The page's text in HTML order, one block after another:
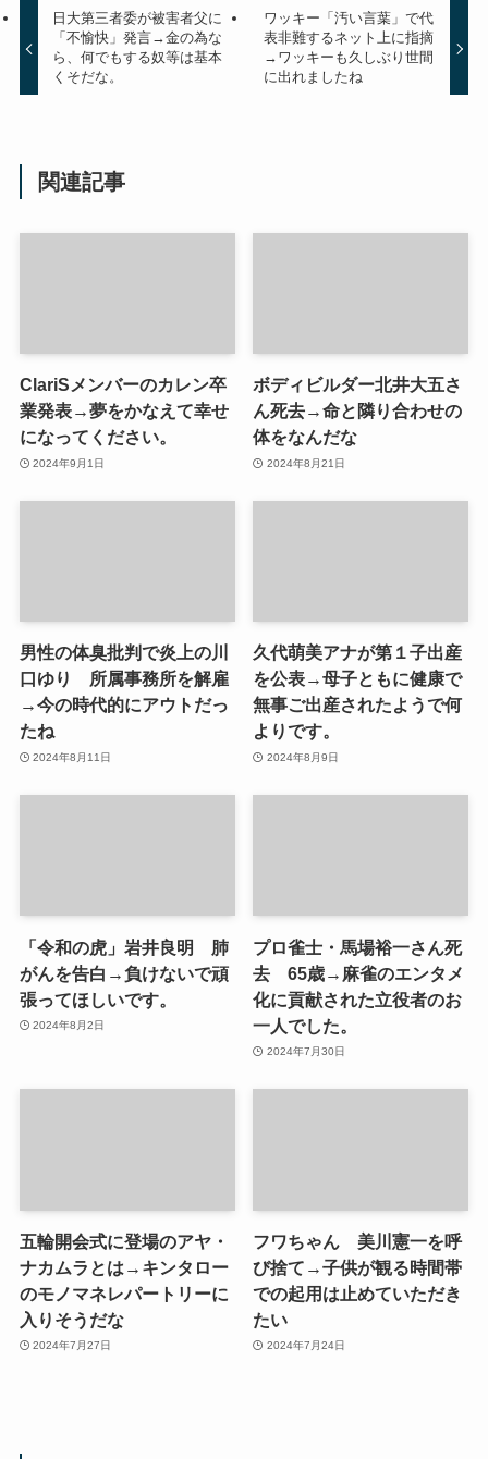
日大第三者委が被害者父に
「不愉快」発言→金の為な
ら、何でもする奴等は基本
くそだな。
ワッキー「汚い言葉」で代
表非難するネット上に指摘
→ワッキーも久しぶり世間
に出れましたね
関連記事
ClariSメンバーのカレン卒
業発表→夢をかなえて幸せ
になってください。
2024年9月1日
ボディビルダー北井大五さ
ん死去→命と隣り合わせの
体をなんだな
2024年8月21日
男性の体臭批判で炎上の川
口ゆり 所属事務所を解雇
→今の時代的にアウトだっ
たね
2024年8月11日
久代萌美アナが第１子出産
を公表→母子ともに健康で
無事ご出産されたようで何
よりです。
2024年8月9日
「令和の虎」岩井良明 肺
がんを告白→負けないで頑
張ってほしいです。
2024年8月2日
プロ雀士・馬場裕一さん死
去 65歳→麻雀のエンタメ
化に貢献された立役者のお
一人でした。
2024年7月30日
五輪開会式に登場のアヤ・
ナカムラとは→キンタロー
のモノマネレパートリーに
入りそうだな
2024年7月27日
フワちゃん 美川憲一を呼
び捨て→子供が観る時間帯
での起用は止めていただき
たい
2024年7月24日